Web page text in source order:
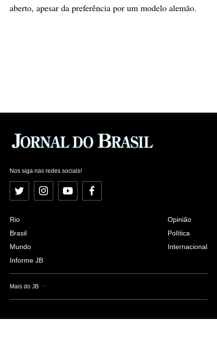
aberto, apesar da preferência por um modelo alemão.
Nos siga nas redes sociais!
Twitter InstagramYouTubeFacebook
Rio
Brasil
Mundo
Informe JB
Opinião
Política
Internacional
Mais do JB
Esportes